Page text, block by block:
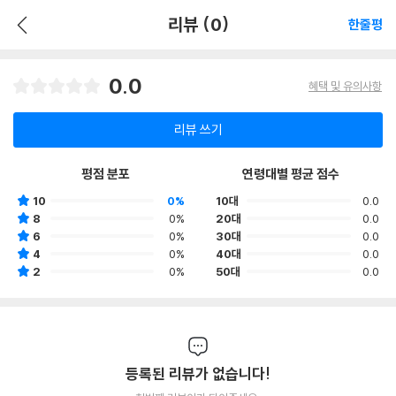
리뷰 (0) 한줄평
0.0 혜택 및 유의사항
리뷰 쓰기
평점 분포
10
0%
8
0%
6
0%
4
0%
2
0%
연령대별 평균 점수
10대
0.0
20대
0.0
30대
0.0
40대
0.0
50대
0.0
등록된 리뷰가 없습니다!